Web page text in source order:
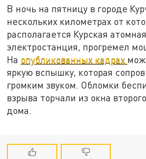
В ночь на пятницу в городе
нескольких километрах от
располагается Курская атомная
электростанция, прогремел
На опубликованных кадрах
яркую вспышку, которая
громким звуком. Обломки
взрыва торчали из окна
дома.